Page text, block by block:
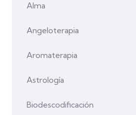
Alma
Angeloterapia
Aromaterapia
Astrología
Biodescodificación